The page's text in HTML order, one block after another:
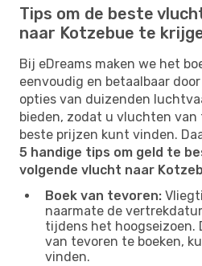
Tips om de beste
naar Kotzebue te
Bij eDreams maken we het
eenvoudig en betaalbaar
opties van duizenden
bieden, zodat u vluchten
beste prijzen kunt vinden.
5 handige tips om geld te
volgende vlucht naar
Boek van tevoren:
naarmate de
tijdens het hoogseizoen.
van tevoren te boeken,
vinden.